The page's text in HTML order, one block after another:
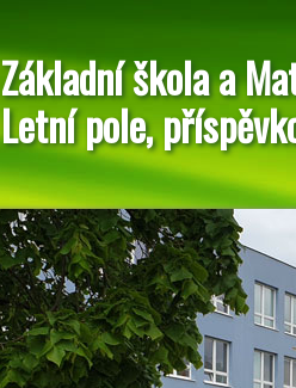
Základní škola a
Letní pole,